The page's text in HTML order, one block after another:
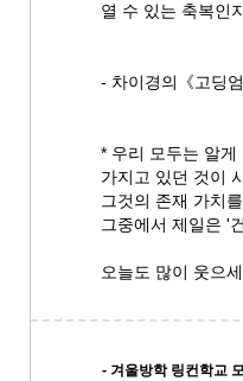
열 수 있는 축복인
- 차이경의《고딩
* 우리 모두는 알게
가지고 있던 것이
그것의 존재 가치
그중에서 제일은 '
오늘도 많이 웃으세
- 겨울방학 링컨학교